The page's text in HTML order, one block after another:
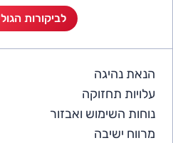
לביקורות
הנאת נהיגה
עלויות תחזוקה
נוחות השימוש ואבזור
מרווח ישיבה